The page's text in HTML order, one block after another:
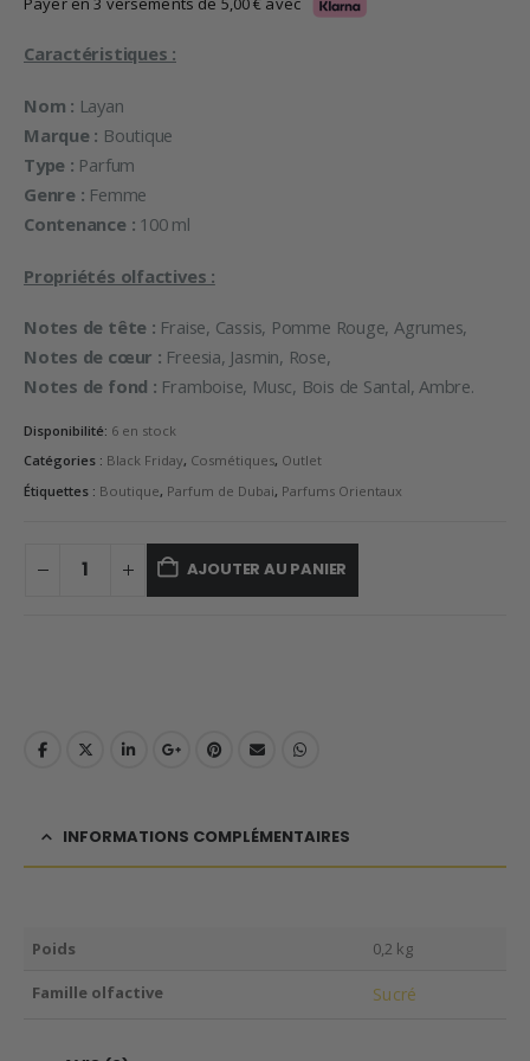
29,99 €.
Caractéristiques :
Nom : Layan
Marque : Boutique
Type : Parfum
Genre : Femme
Contenance : 100 ml
Propriétés olfactives :
Notes de tête : Fraise, Cassis, Pomme Rouge, Agrumes,
Notes de cœur : Freesia, Jasmin, Rose,
Notes de fond : Framboise, Musc, Bois de Santal, Ambre.
Disponibilité: 6 en stock
Catégories : Black Friday, Cosmétiques, Outlet
Étiquettes : Boutique, Parfum de Dubai, Parfums Orientaux
AJOUTER AU PANIER
INFORMATIONS COMPLÉMENTAIRES
Poids 0,2 kg
Famille olfactive Sucré